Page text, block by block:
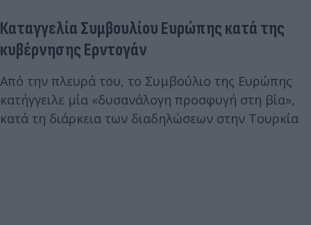
Καταγγελία Συμβουλίου Ευρώπης κατά της
κυβέρνησης Ερντογάν
Από την πλευρά του, το Συμβούλιο της Ευρώπης
κατήγγειλε μία «δυσανάλογη προσφυγή στη βία»,
κατά τη διάρκεια των διαδηλώσεων στην Τουρκία